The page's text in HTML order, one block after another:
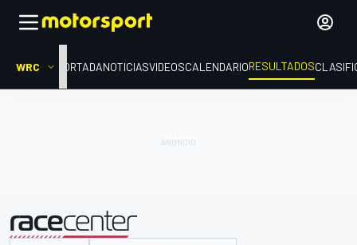
WRC PORTADANOTICIASVIDEOSCALENDARIORESULTADOS